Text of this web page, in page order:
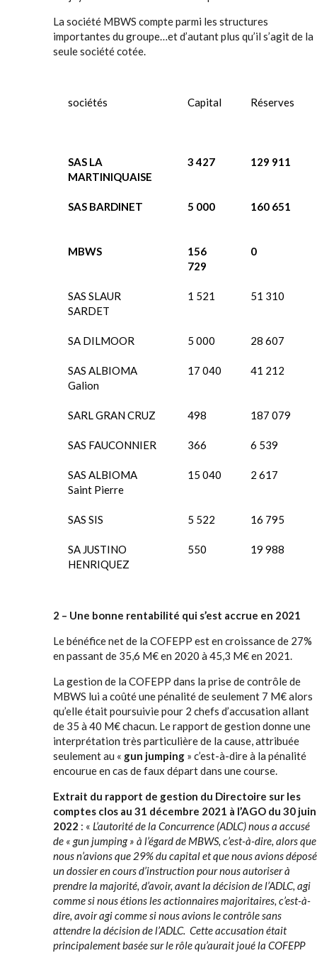
La société MBWS compte parmi les structures
importantes du groupe…et d’autant plus qu’il s’agit de la
seule société cotée.
sociétés Capital Réserves
SAS LA
MARTINIQUAISE
3 427 129 911
SAS BARDINET 5 000 160 651
MBWS
156
729
0
SAS SLAUR
SARDET
1 521 51 310
SA DILMOOR 5 000 28 607
SAS ALBIOMA
Galion
17 040 41 212
SARL GRAN CRUZ 498 187 079
SAS FAUCONNIER 366 6 539
SAS ALBIOMA
Saint Pierre
15 040 2 617
SAS SIS 5 522 16 795
SA JUSTINO
HENRIQUEZ
550 19 988
2 – Une bonne rentabilité qui s’est accrue en 2021
Le bénéfice net de la COFEPP est en croissance de 27%
en passant de 35,6 M€ en 2020 à 45,3 M€ en 2021.
La gestion de la COFEPP dans la prise de contrôle de
MBWS lui a coûté une pénalité de seulement 7 M€ alors
qu’elle était poursuivie pour 2 chefs d’accusation allant
de 35 à 40 M€ chacun. Le rapport de gestion donne une
interprétation très particulière de la cause, attribuée
seulement au « gun jumping » c’est-à-dire à la pénalité
encourue en cas de faux départ dans une course.
Extrait du rapport de gestion du Directoire sur les
comptes clos au 31 décembre 2021 à l’AGO du 30 juin
2022 : « L’autorité de la Concurrence (ADLC) nous a accusé
de « gun jumping » à l’égard de MBWS, c’est-à-dire, alors que
nous n’avions que 29% du capital et que nous avions déposé
un dossier en cours d’instruction pour nous autoriser à
prendre la majorité, d’avoir, avant la décision de l’ADLC, agi
comme si nous étions les actionnaires majoritaires, c’est-à-
dire, avoir agi comme si nous avions le contrôle sans
attendre la décision de l’ADLC. Cette accusation était
principalement basée sur le rôle qu’aurait joué la COFEPP